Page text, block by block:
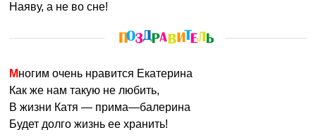
Наяву, а не во сне!
Многим очень нравится Екатерина
Как же нам такую не любить,
В жизни Катя — прима—балерина
Будет долго жизнь ее хранить!